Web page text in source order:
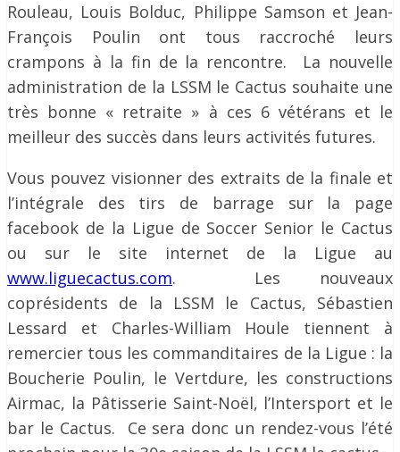
Rouleau, Louis Bolduc, Philippe Samson et Jean-
François Poulin ont tous raccroché leurs
crampons à la fin de la rencontre. La nouvelle
administration de la LSSM le Cactus souhaite une
très bonne « retraite » à ces 6 vétérans et le
meilleur des succès dans leurs activités futures.
Vous pouvez visionner des extraits de la finale et
l’intégrale des tirs de barrage sur la page
facebook de la Ligue de Soccer Senior le Cactus
ou sur le site internet de la Ligue au
www.liguecactus.com. Les nouveaux
coprésidents de la LSSM le Cactus, Sébastien
Lessard et Charles-William Houle tiennent à
remercier tous les commanditaires de la Ligue : la
Boucherie Poulin, le Vertdure, les constructions
Airmac, la Pâtisserie Saint-Noël, l’Intersport et le
bar le Cactus. Ce sera donc un rendez-vous l’été